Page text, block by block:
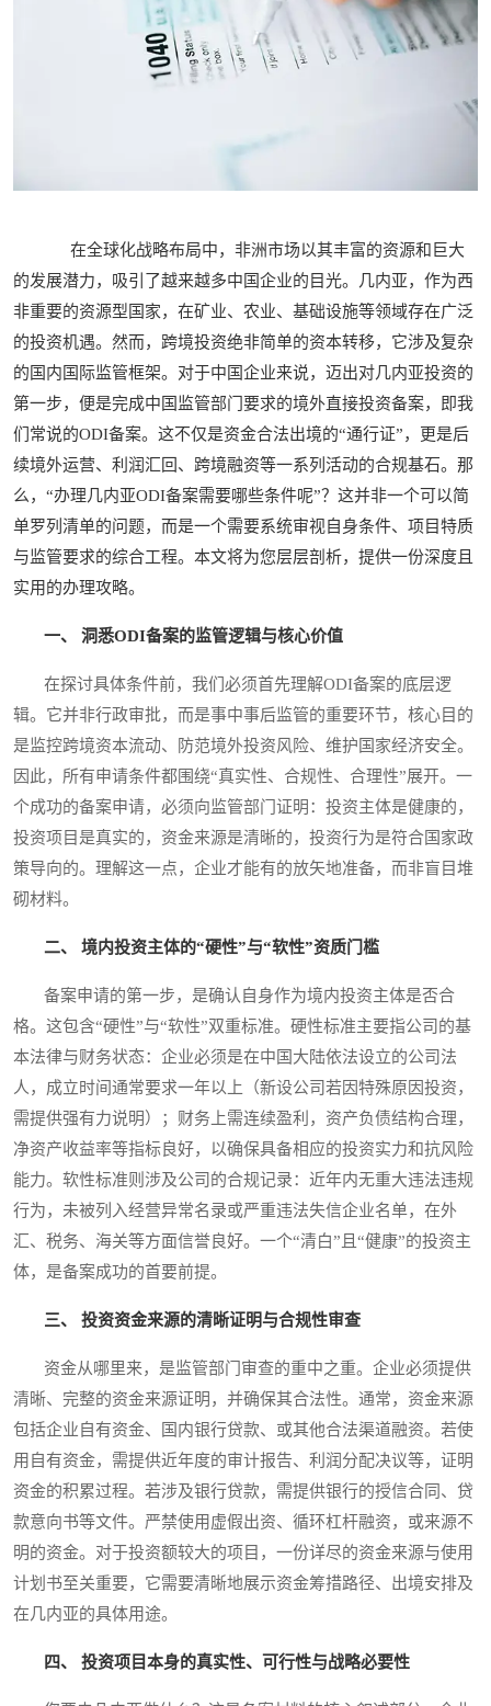
在全球化战略布局中，非洲市场以其丰富的资源和巨大
的发展潜力，吸引了越来越多中国企业的目光。几内亚，作为西
非重要的资源型国家，在矿业、农业、基础设施等领域存在广泛
的投资机遇。然而，跨境投资绝非简单的资本转移，它涉及复杂
的国内国际监管框架。对于中国企业来说，迈出对几内亚投资的
第一步，便是完成中国监管部门要求的境外直接投资备案，即我
们常说的ODI备案。这不仅是资金合法出境的“通行证”，更是后
续境外运营、利润汇回、跨境融资等一系列活动的合规基石。那
么，“办理几内亚ODI备案需要哪些条件呢”？这并非一个可以简
单罗列清单的问题，而是一个需要系统审视自身条件、项目特质
与监管要求的综合工程。本文将为您层层剖析，提供一份深度且
实用的办理攻略。
一、 洞悉ODI备案的监管逻辑与核心价值
在探讨具体条件前，我们必须首先理解ODI备案的底层逻
辑。它并非行政审批，而是事中事后监管的重要环节，核心目的
是监控跨境资本流动、防范境外投资风险、维护国家经济安全。
因此，所有申请条件都围绕“真实性、合规性、合理性”展开。一
个成功的备案申请，必须向监管部门证明：投资主体是健康的，
投资项目是真实的，资金来源是清晰的，投资行为是符合国家政
策导向的。理解这一点，企业才能有的放矢地准备，而非盲目堆
砌材料。
二、 境内投资主体的“硬性”与“软性”资质门槛
备案申请的第一步，是确认自身作为境内投资主体是否合
格。这包含“硬性”与“软性”双重标准。硬性标准主要指公司的基
本法律与财务状态：企业必须是在中国大陆依法设立的公司法
人，成立时间通常要求一年以上（新设公司若因特殊原因投资，
需提供强有力说明）；财务上需连续盈利，资产负债结构合理，
净资产收益率等指标良好，以确保具备相应的投资实力和抗风险
能力。软性标准则涉及公司的合规记录：近年内无重大违法违规
行为，未被列入经营异常名录或严重违法失信企业名单，在外
汇、税务、海关等方面信誉良好。一个“清白”且“健康”的投资主
体，是备案成功的首要前提。
三、 投资资金来源的清晰证明与合规性审查
资金从哪里来，是监管部门审查的重中之重。企业必须提供
清晰、完整的资金来源证明，并确保其合法性。通常，资金来源
包括企业自有资金、国内银行贷款、或其他合法渠道融资。若使
用自有资金，需提供近年度的审计报告、利润分配决议等，证明
资金的积累过程。若涉及银行贷款，需提供银行的授信合同、贷
款意向书等文件。严禁使用虚假出资、循环杠杆融资，或来源不
明的资金。对于投资额较大的项目，一份详尽的资金来源与使用
计划书至关重要，它需要清晰地展示资金筹措路径、出境安排及
在几内亚的具体用途。
四、 投资项目本身的真实性、可行性与战略必要性